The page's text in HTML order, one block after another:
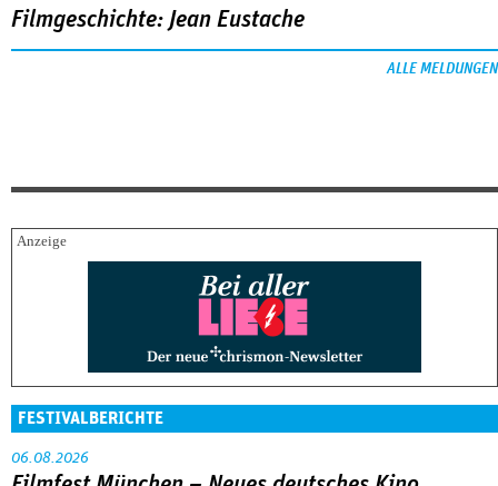
Filmgeschichte: Jean Eustache
ALLE MELDUNGEN
FESTIVALBERICHTE
06.08.2026